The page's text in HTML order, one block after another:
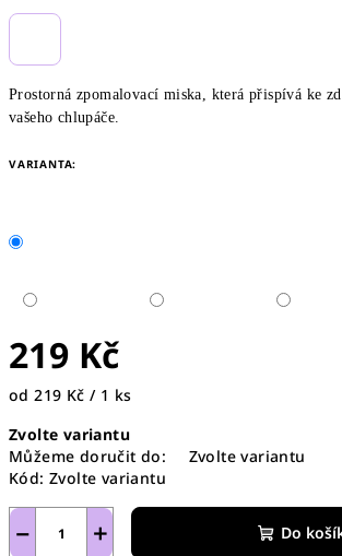
Prostorná zpomalovací miska, která přispívá ke
vašeho chlupáče.
VARIANTA:
219 Kč
Měrná
od 219 Kč / 1 ks
Zvolte variantu
Můžeme doručit do:
Zvolte variantu
Kód: Zvolte variantu
+
− Do